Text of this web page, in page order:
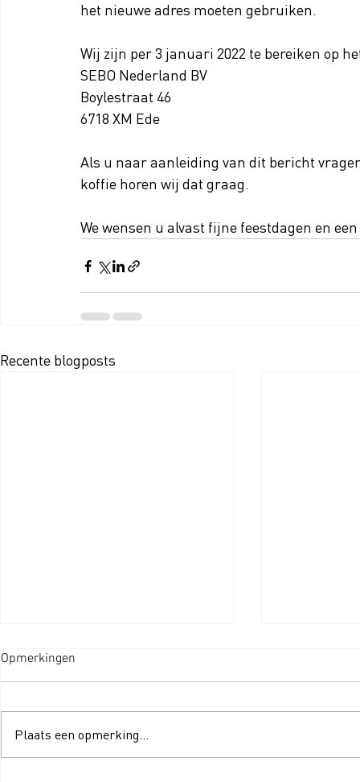
het nieuwe adres moeten gebruiken.
Wij zijn per 3 januari 2022 te bereiken op
SEBO Nederland BV
Boylestraat 46
6718 XM Ede
Als u naar aanleiding van dit bericht
koffie horen wij dat graag.
We wensen u alvast fijne feestdagen en
Recente blogposts
Opmerkingen
Plaats een opmerking...